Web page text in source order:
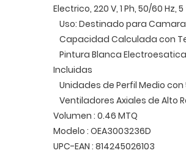
Electrico, 220 V, 1 Ph, 50/60 Hz,
Uso: Destinado para
Capacidad Calculada con
Pintura Blanca
Incluidas
Unidades de Perfil Medio
Ventiladores Axiales de Alto
Volumen : 0.46 MTQ
Modelo : OEA3003236D
UPC-EAN : 814245026103